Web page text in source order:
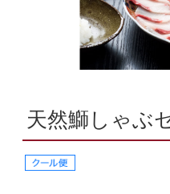
天然鰤しゃぶ